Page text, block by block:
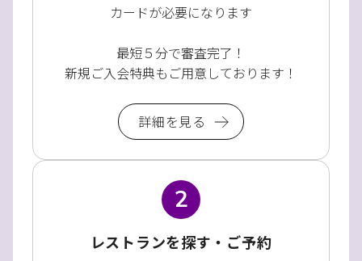
カードが必要になります
最短５分で審査完了！
新規ご入会特典もご用意しております！
詳細を見る
2
レストランを探す・ご予約